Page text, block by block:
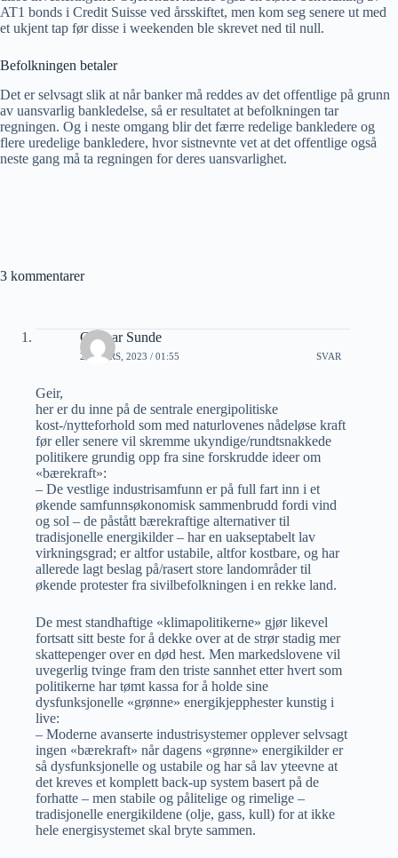
AT1 bonds i Credit Suisse ved årsskiftet, men kom seg senere ut med
et ukjent tap før disse i weekenden ble skrevet ned til null.
Befolkningen betaler
Det er selvsagt slik at når banker må reddes av det offentlige på grunn
av uansvarlig bankledelse, så er resultatet at befolkningen tar
regningen. Og i neste omgang blir det færre redelige bankledere og
flere uredelige bankledere, hvor sistnevnte vet at det offentlige også
neste gang må ta regningen for deres uansvarlighet.
3 kommentarer
Gunnar Sunde
20 MARS, 2023 / 01:55 SVAR
Geir,
her er du inne på de sentrale energipolitiske
kost-/nytteforhold som med naturlovenes nådeløse kraft
før eller senere vil skremme ukyndige/rundtsnakkede
politikere grundig opp fra sine forskrudde ideer om
«bærekraft»:
– De vestlige industrisamfunn er på full fart inn i et
økende samfunnsøkonomisk sammenbrudd fordi vind
og sol – de påstått bærekraftige alternativer til
tradisjonelle energikilder – har en uakseptabelt lav
virkningsgrad; er altfor ustabile, altfor kostbare, og har
allerede lagt beslag på/rasert store landområder til
økende protester fra sivilbefolkningen i en rekke land.
De mest standhaftige «klimapolitikerne» gjør likevel
fortsatt sitt beste for å dekke over at de strør stadig mer
skattepenger over en død hest. Men markedslovene vil
uvegerlig tvinge fram den triste sannhet etter hvert som
politikerne har tømt kassa for å holde sine
dysfunksjonelle «grønne» energikjepphester kunstig i
live:
– Moderne avanserte industrisystemer opplever selvsagt
ingen «bærekraft» når dagens «grønne» energikilder er
så dysfunksjonelle og ustabile og har så lav yteevne at
det kreves et komplett back-up system basert på de
forhatte – men stabile og pålitelige og rimelige –
tradisjonelle energikildene (olje, gass, kull) for at ikke
hele energisystemet skal bryte sammen.